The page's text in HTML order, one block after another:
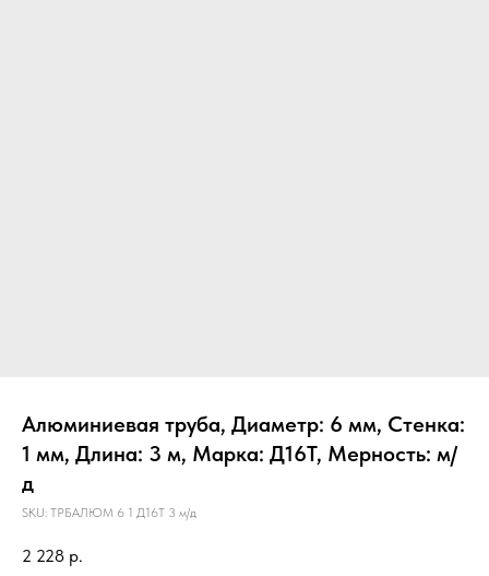
Алюминиевая труба, Диаметр: 6 мм, Стенка:
1 мм, Длина: 3 м, Марка: Д16Т, Мерность: м/
д
SKU: ТРБАЛЮМ 6 1 Д16Т 3 м/д
2 228 р.